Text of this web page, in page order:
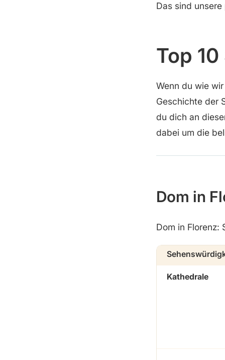
Das sind
Top
Wenn du wie
Geschichte der
du dich an
dabei um die
Dom in
Dom in Florenz:
Kathedrale